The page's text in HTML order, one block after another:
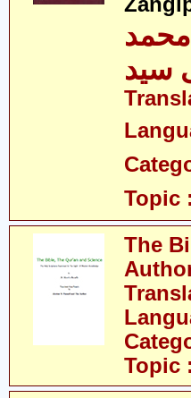
سید
Topic :
The
Topic :